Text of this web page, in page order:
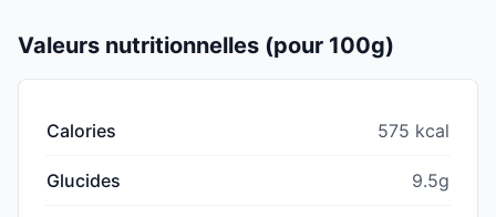
Valeurs nutritionnelles (pour 100g)
Calories 575 kcal
Glucides 9.5g